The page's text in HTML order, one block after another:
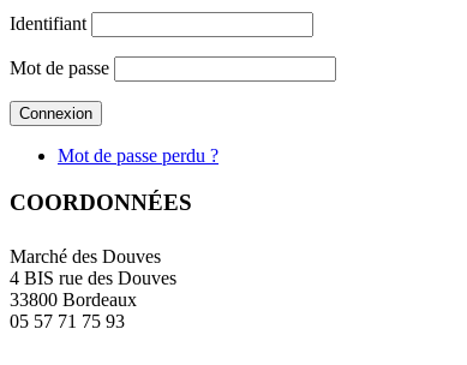
Identifiant
Mot de passe
Mot de passe perdu ?
COORDONNÉES
Marché des Douves
4 BIS rue des Douves
33800 Bordeaux
05 57 71 75 93